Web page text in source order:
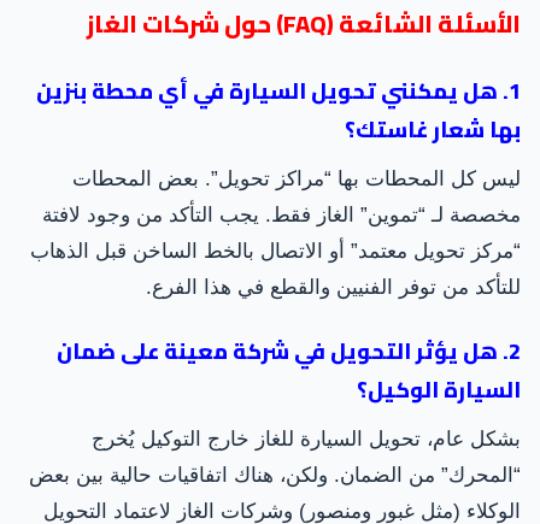
الأسئلة الشائعة (FAQ) حول شركات الغاز
1. هل يمكنني تحويل السيارة في أي محطة بنزين
بها شعار غاستك؟
ليس كل المحطات بها “مراكز تحويل”. بعض المحطات
مخصصة لـ “تموين” الغاز فقط. يجب التأكد من وجود لافتة
“مركز تحويل معتمد” أو الاتصال بالخط الساخن قبل الذهاب
للتأكد من توفر الفنيين والقطع في هذا الفرع.
2. هل يؤثر التحويل في شركة معينة على ضمان
السيارة الوكيل؟
بشكل عام، تحويل السيارة للغاز خارج التوكيل يُخرج
“المحرك” من الضمان. ولكن، هناك اتفاقيات حالية بين بعض
الوكلاء (مثل غبور ومنصور) وشركات الغاز لاعتماد التحويل